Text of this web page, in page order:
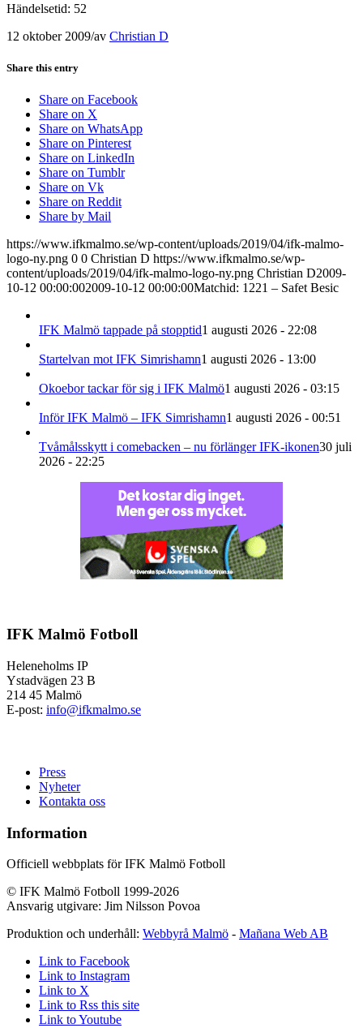
Händelsetid: 52
12 oktober 2009/av Christian D
Share this entry
Share on Facebook
Share on X
Share on WhatsApp
Share on Pinterest
Share on LinkedIn
Share on Tumblr
Share on Vk
Share on Reddit
Share by Mail
https://www.ifkmalmo.se/wp-content/uploads/2019/04/ifk-malmo-
logo-ny.png 0 0 Christian D https://www.ifkmalmo.se/wp-
content/uploads/2019/04/ifk-malmo-logo-ny.png Christian D2009-
10-12 00:00:002009-10-12 00:00:00Matchid: 1221 – Safet Besic
IFK Malmö tappade på stopptid1 augusti 2026 - 22:08
Startelvan mot IFK Simrishamn1 augusti 2026 - 13:00
Okoebor tackar för sig i IFK Malmö1 augusti 2026 - 03:15
Inför IFK Malmö – IFK Simrishamn1 augusti 2026 - 00:51
Tvåmålsskytt i comebacken – nu förlänger IFK-ikonen30 juli
2026 - 22:25
IFK Malmö Fotboll
Heleneholms IP
Ystadvägen 23 B
214 45 Malmö
E-post: info@ifkmalmo.se
Press
Nyheter
Kontakta oss
Information
Officiell webbplats för IFK Malmö Fotboll
© IFK Malmö Fotboll 1999-2026
Ansvarig utgivare: Jim Nilsson Povoa
Produktion och underhåll: Webbyrå Malmö - Mañana Web AB
Link to Facebook
Link to Instagram
Link to X
Link to Rss this site
Link to Youtube